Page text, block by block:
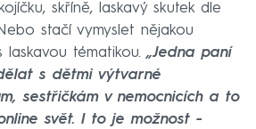
skříně, laskavý skutek dle
stačí vymyslet nějakou
laskavou tématikou.„Jedna paní
s dětmi výtvarné
sestřičkám v nemocnicích a to
svět. I to je možnost -